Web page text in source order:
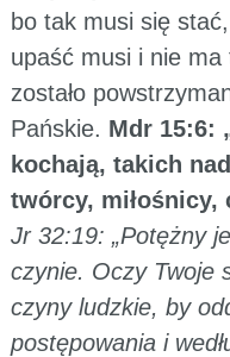
bo tak musi się
upaść musi i nie
zostało
Pańskie. Mdr 15:6:
kochają, takich
twórcy, miłośnicy,
Jr 32:19: „Potężny
czynie. Oczy Twoje
czyny ludzkie, by
postępowania i